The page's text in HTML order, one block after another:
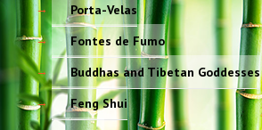
Porta-Velas
Fontes de Fumo
Buddhas and Tibetan Goddesses
Feng Shui